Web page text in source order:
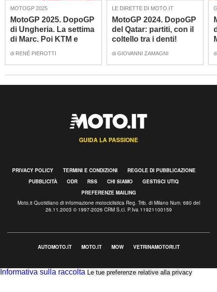
MOTOGP 2025
MotoGP 2025. DopoGP
di Ungheria. La settima
di Marc. Poi KTM e
Aprilia [VIDEO]
di RENÉ PIEROTTI
LE DIRETTE DI MOTO.IT
MotoGP 2024. DopoGP
del Qatar: partiti, con il
coltello tra i denti!
di GIOVANNI ZAMAGNI
GUIDA LA PASSIONE
PRIVACY POLICY TERMINI E CONDIZIONI
REGOLE DI PUBBLICAZIONE
PUBBLICITÀ
ODR RSS CHI SIAMO
GESTISCI UTIQ
PREFERENZE MAILING
Moto.it Quotidiano di informazione motociclistica Reg. Trib. di Milano Num. 680 del
26.11.2003 © 1997-2026 CRM S.r.l. P.Iva 11921100159
AUTOMOTO.IT MOTO.IT MOW VETRINAMOTORI.IT
Informativa sulla raccolta Le tue preferenze relative alla privacy